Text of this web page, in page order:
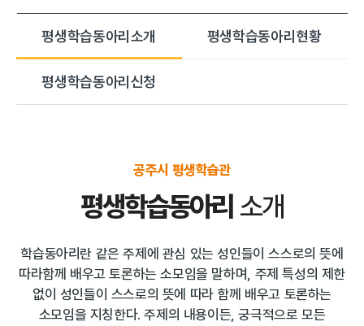
평생학습동아리소개 평생학습동아리현황
평생학습동아리신청
공주시 평생학습관
평생학습동아리 소개
학습동아리란 같은 주제에 관심 있는 성인들이 스스로의 뜻에
따라함께 배우고 토론하는 소모임을 말하며, 주제 특성의 제한
없이 성인들이 스스로의 뜻에 따라 함께 배우고 토론하는
소모임을 지칭한다. 주제의 내용이든, 궁극적으로 모든